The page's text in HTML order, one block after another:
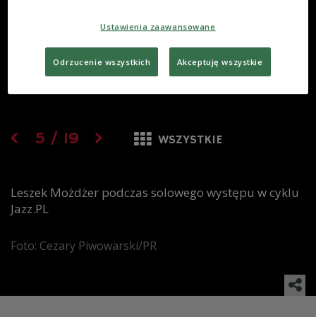
5 / 19 WSZYSTKIE
Leszek Możdżer podczas solowego występu w cyklu
Jazz.PL
Foto: Cezary Piwowarski/PR
Ustawienia zaawansowane
Odrzucenie wszystkich Akceptuję wszystkie